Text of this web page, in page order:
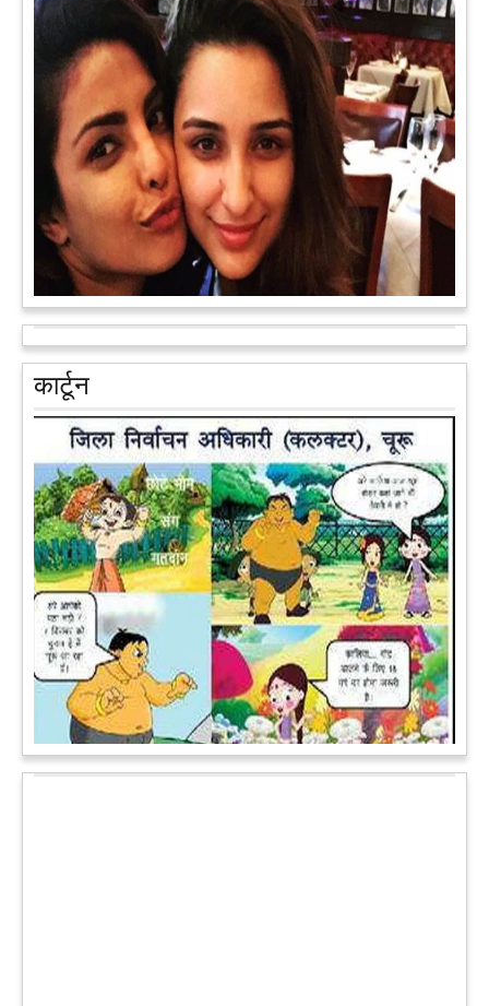
अब एक आइडिया बदलेगा हिमाचल के युवाओं की किस्मत, जानिए कैसे
हमीरपुर में अब एक आइडिया युवाओं की किस्मत बदलने जा रहा है। भारत
सरकार के स्टार्टअप मिशन के तहत सबंधित टीम मोबाइल वैन के जरिए पूरे
देश के कोने-कोने में घूमकर नए स्टार्ट अप स्थापित करने की चाह रखने
वाले युवाओं से संपर्क कर रही है।आगे पढ़ें
आरक्षण के विरोध में राजा भैया बोले, प्रमोशन का आधार गुणवत्ता और
वरिष्ठता हो, जाति नहीं
प्रतापगढ़ के कुंडा से बाहुबली विधायक रघुराज प्रताप सिंह उर्फ राजा भैया ने
शुक्रवार को लखनऊ में प्रेस कांफ्रेंस कर नई राजनीतिक पार्टी बनाने की
आधिकारिक घोषणा करते हुए पार्टी के मुद्दों के बारे में बताया.आगे पढ़ें
पेट पकड़ कर हंसने पर मजबूर हो जायेंगे आप जानवरों की ये अदाएं देखकर
कल्पना कीजिये उस दृश्य की, जिसमें कोई गिलहरी किसी मेंढक के साथ
लिप-लॉक कर रही हो। गिलहरी झूला झूल रही हो।आगे पढ़ें
कार्टून